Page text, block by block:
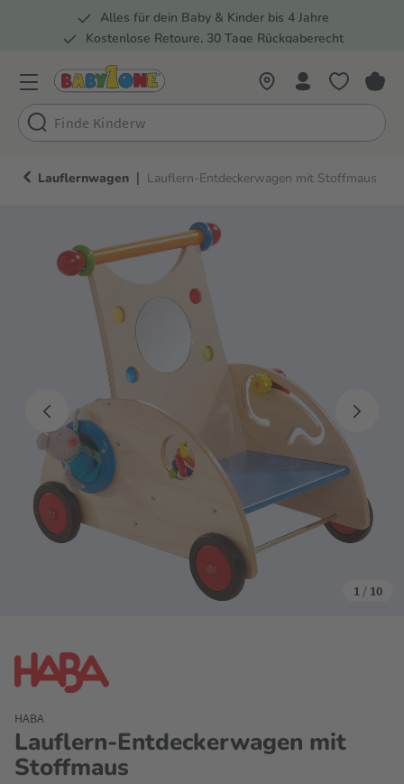
Zur Hauptnavigation springen
Alles für dein Baby & Kinder bis 4 Jahre
Kostenlose Retoure, 30 Tage Rückgaberecht
Lauflernwagen | Lauflern-Entdeckerwagen mit Stoffmaus
1 / 10
Lauflern-Entdeckerwagen mit
Stoffmaus
HABA